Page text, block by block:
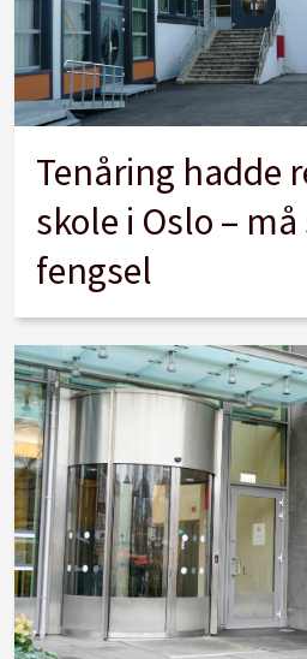
Tenåring hadde
skole i Oslo –
fengsel